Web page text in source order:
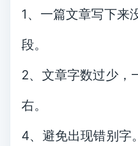
1、一篇文章写下来
段。
2、文章字数过少
右。
4、避免出现错别字。